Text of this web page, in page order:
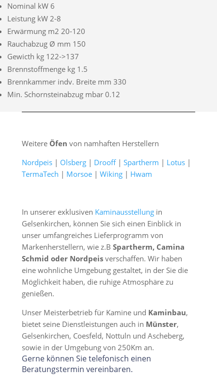
Nominal kW 6
Leistung kW 2-8
Erwärmung m2 20-120
Rauchabzug Ø mm 150
Gewicth kg 122->137
Brennstoffmenge kg 1.5
Brennkammer indv. Breite mm 330
Min. Schornsteinabzug mbar 0.12
Weitere Öfen von namhaften Herstellern
Nordpeis| Olsberg| Drooff| Spartherm | Lotus|
TermaTech | Morsoe| Wiking| Hwam
In unserer exklusiven Kaminausstellungin
Gelsenkirchen, können Sie sich einen Einblick in
unser umfangreiches Lieferprogramm von
Markenherstellern, wie z.B Spartherm, Camina
Schmid oder Nordpeisverschaffen. Wir haben
eine wohnliche Umgebung gestaltet, in der Sie die
Möglichkeit haben, die ruhige Atmosphäre zu
genießen.
Unser Meisterbetrieb für Kamine und Kaminbau,
bietet seine Dienstleistungen auch in Münster,
Gelsenkirchen, Coesfeld, Nottuln und Ascheberg,
sowie in der Umgebung von 250Km an.
Gerne können Sie telefonisch einen
Beratungstermin vereinbaren.